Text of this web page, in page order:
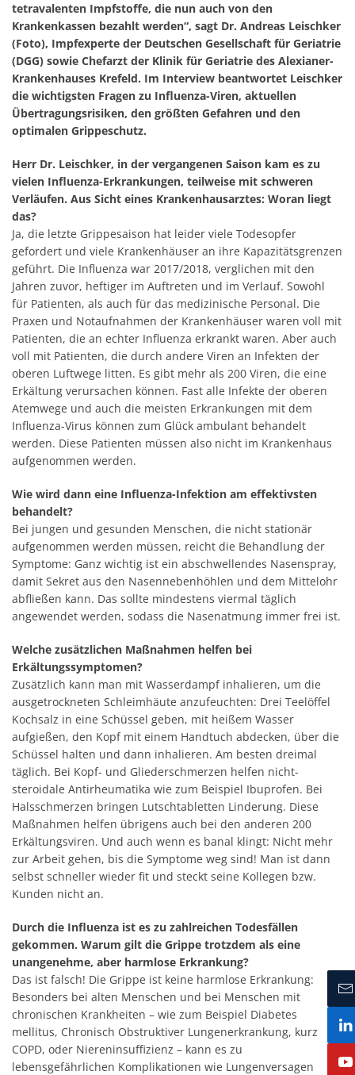
tetravalenten Impfstoffe, die nun auch von den
Krankenkassen bezahlt werden“, sagt Dr. Andreas Leischker
(Foto), Impfexperte der Deutschen Gesellschaft für Geriatrie
(DGG) sowie Chefarzt der Klinik für Geriatrie des Alexianer-
Krankenhauses Krefeld. Im Interview beantwortet Leischker
die wichtigsten Fragen zu Influenza-Viren, aktuellen
Übertragungsrisiken, den größten Gefahren und den
optimalen Grippeschutz.
Herr Dr. Leischker, in der vergangenen Saison kam es zu
vielen Influenza-Erkrankungen, teilweise mit schweren
Verläufen. Aus Sicht eines Krankenhausarztes: Woran liegt
das?
Ja, die letzte Grippesaison hat leider viele Todesopfer
gefordert und viele Krankenhäuser an ihre Kapazitätsgrenzen
geführt. Die Influenza war 2017/2018, verglichen mit den
Jahren zuvor, heftiger im Auftreten und im Verlauf. Sowohl
für Patienten, als auch für das medizinische Personal. Die
Praxen und Notaufnahmen der Krankenhäuser waren voll mit
Patienten, die an echter Influenza erkrankt waren. Aber auch
voll mit Patienten, die durch andere Viren an Infekten der
oberen Luftwege litten. Es gibt mehr als 200 Viren, die eine
Erkältung verursachen können. Fast alle Infekte der oberen
Atemwege und auch die meisten Erkrankungen mit dem
Influenza-Virus können zum Glück ambulant behandelt
werden. Diese Patienten müssen also nicht im Krankenhaus
aufgenommen werden.
Wie wird dann eine Influenza-Infektion am effektivsten
behandelt?
Bei jungen und gesunden Menschen, die nicht stationär
aufgenommen werden müssen, reicht die Behandlung der
Symptome: Ganz wichtig ist ein abschwellendes Nasenspray,
damit Sekret aus den Nasennebenhöhlen und dem Mittelohr
abfließen kann. Das sollte mindestens viermal täglich
angewendet werden, sodass die Nasenatmung immer frei ist.
Welche zusätzlichen Maßnahmen helfen bei
Erkältungssymptomen?
Zusätzlich kann man mit Wasserdampf inhalieren, um die
ausgetrockneten Schleimhäute anzufeuchten: Drei Teelöffel
Kochsalz in eine Schüssel geben, mit heißem Wasser
aufgießen, den Kopf mit einem Handtuch abdecken, über die
Schüssel halten und dann inhalieren. Am besten dreimal
täglich. Bei Kopf- und Gliederschmerzen helfen nicht-
steroidale Antirheumatika wie zum Beispiel Ibuprofen. Bei
Halsschmerzen bringen Lutschtabletten Linderung. Diese
Maßnahmen helfen übrigens auch bei den anderen 200
Erkältungsviren. Und auch wenn es banal klingt: Nicht mehr
zur Arbeit gehen, bis die Symptome weg sind! Man ist dann
selbst schneller wieder fit und steckt seine Kollegen bzw.
Kunden nicht an.
Durch die Influenza ist es zu zahlreichen Todesfällen
gekommen. Warum gilt die Grippe trotzdem als eine
unangenehme, aber harmlose Erkrankung?
Das ist falsch! Die Grippe ist keine harmlose Erkrankung:
Besonders bei alten Menschen und bei Menschen mit
chronischen Krankheiten – wie zum Beispiel Diabetes
mellitus, Chronisch Obstruktiver Lungenerkrankung, kurz
COPD, oder Niereninsuffizienz – kann es zu
lebensgefährlichen Komplikationen wie Lungenversagen